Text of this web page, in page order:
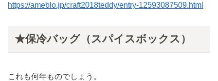
https://ameblo.jp/craft2018teddy/entry-12593087509.html
★保冷バッグ（スパイスボックス）
これも何年ものでしょう。